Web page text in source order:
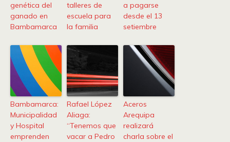
genética del
ganado en
Bambamarca
talleres de
escuela para
la familia
a pagarse
desde el 13
setiembre
Bambamarca:
Municipalidad
y Hospital
emprenden
Rafael López
Aliaga:
“Tenemos que
vacar a Pedro
Aceros
Arequipa
realizará
charla sobre el